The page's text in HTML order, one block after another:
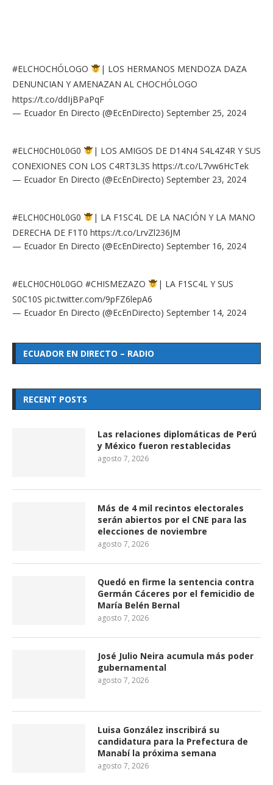
#ELCHOCHÓLOGO
| LOS HERMANOS MENDOZA DAZA
DENUNCIAN Y AMENAZAN AL CHOCHÓLOGO
https://t.co/ddIjBPaPqF
— Ecuador En Directo (@EcEnDirecto) September 25, 2024
#ELCH0CH0L0G0
| LOS AMIGOS DE D14N4 S4L4Z4R Y SUS
CONEXIONES CON LOS C4RT3L3S https://t.co/L7vw6HcTek
— Ecuador En Directo (@EcEnDirecto) September 23, 2024
#ELCH0CH0L0G0
| LA F1SC4L DE LA NACIÓN Y LA MANO
DERECHA DE F1T0 https://t.co/LrvZl236JM
— Ecuador En Directo (@EcEnDirecto) September 16, 2024
#ELCH0CH0L0GO #CHISMEZAZO
| LA F1SC4L Y SUS
S0C10S pic.twitter.com/9pFZ6lepA6
— Ecuador En Directo (@EcEnDirecto) September 14, 2024
ECUADOR EN DIRECTO – RADIO
RECENT POSTS
Las relaciones diplomáticas de Perú
y México fueron restablecidas
agosto 7, 2026
Más de 4 mil recintos electorales
serán abiertos por el CNE para las
elecciones de noviembre
agosto 7, 2026
Quedó en firme la sentencia contra
Germán Cáceres por el femicidio de
María Belén Bernal
agosto 7, 2026
José Julio Neira acumula más poder
gubernamental
agosto 7, 2026
Luisa González inscribirá su
candidatura para la Prefectura de
Manabí la próxima semana
agosto 7, 2026